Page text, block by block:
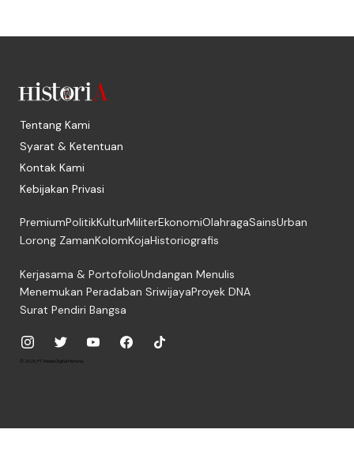
Tentang Kami
Syarat & Ketentuan
Kontak Kami
Kebijakan Privasi
PremiumPolitikKulturMiliterEkonomiOlahragaSainsUrban
Lorong ZamanKolomKojaHistoriografis
Kerjasama & PortofolioUndangan Menulis
Menemukan Peradaban SriwijayaProyek DNA
Surat Pendiri Bangsa
© 2026, PT. Media Digital Historia.